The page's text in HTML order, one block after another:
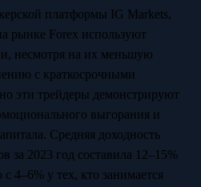
платформы IG Markets,
рынке Forex используют
несмотря на их меньшую
с краткосрочными
эти трейдеры демонстрируют
выгорания и
Средняя доходность
за 2023 год составила 12–15%
4–6% у тех, кто занимается